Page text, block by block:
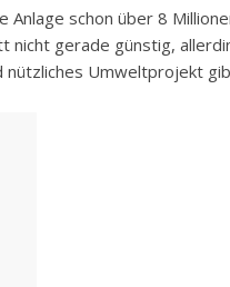
schon über 8
nicht gerade günstig,
nützliches Umweltprojekt